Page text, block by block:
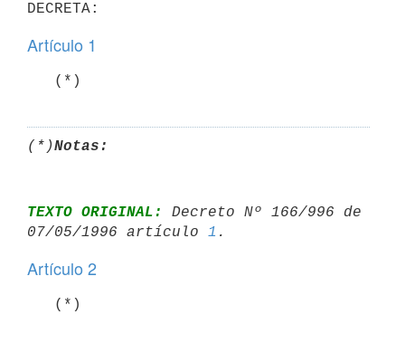
Artículo 1
(*)Notas:
TEXTO ORIGINAL:
Decreto Nº 166/996 de
07/05/1996 artículo 1
Artículo 2